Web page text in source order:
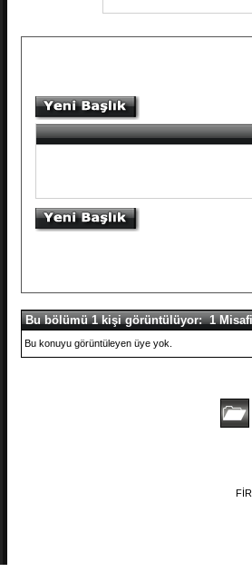
Bu bölümü 1 kişi görüntülüyor: 1
Bu konuyu görüntüleyen üye yok.